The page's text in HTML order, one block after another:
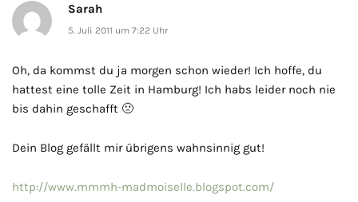
Sarah
5. Juli 2011 um 7:22 Uhr
Oh, da kommst du ja morgen schon wieder! Ich hoffe, du
hattest eine tolle Zeit in Hamburg! Ich habs leider noch nie
bis dahin geschafft 🙁
Dein Blog gefällt mir übrigens wahnsinnig gut!
http://www.mmmh-madmoiselle.blogspot.com/